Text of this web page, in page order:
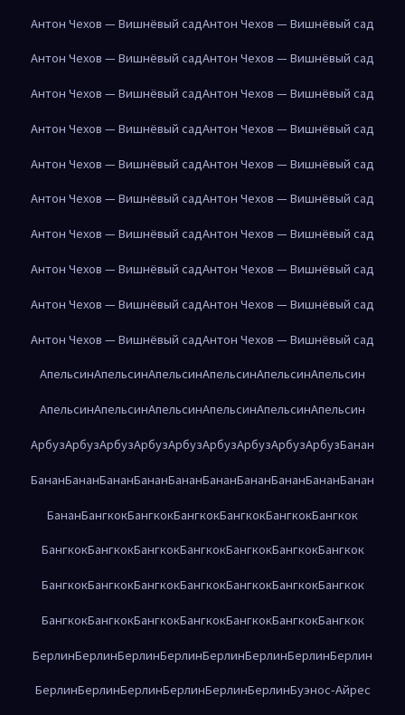
Антон Чехов — Вишнёвый садАнтон Чехов — Вишнёвый сад
Антон Чехов — Вишнёвый садАнтон Чехов — Вишнёвый сад
Антон Чехов — Вишнёвый садАнтон Чехов — Вишнёвый сад
Антон Чехов — Вишнёвый садАнтон Чехов — Вишнёвый сад
Антон Чехов — Вишнёвый садАнтон Чехов — Вишнёвый сад
Антон Чехов — Вишнёвый садАнтон Чехов — Вишнёвый сад
Антон Чехов — Вишнёвый садАнтон Чехов — Вишнёвый сад
Антон Чехов — Вишнёвый садАнтон Чехов — Вишнёвый сад
Антон Чехов — Вишнёвый садАнтон Чехов — Вишнёвый сад
Антон Чехов — Вишнёвый садАнтон Чехов — Вишнёвый сад
АпельсинАпельсинАпельсинАпельсинАпельсинАпельсин
АпельсинАпельсинАпельсинАпельсинАпельсинАпельсин
АрбузАрбузАрбузАрбузАрбузАрбузАрбузАрбузАрбузБанан
БананБананБананБананБананБананБананБананБананБанан
БананБангкокБангкокБангкокБангкокБангкокБангкок
БангкокБангкокБангкокБангкокБангкокБангкокБангкок
БангкокБангкокБангкокБангкокБангкокБангкокБангкок
БангкокБангкокБангкокБангкокБангкокБангкокБангкок
БерлинБерлинБерлинБерлинБерлинБерлинБерлинБерлин
БерлинБерлинБерлинБерлинБерлинБерлинБуэнос-Айрес